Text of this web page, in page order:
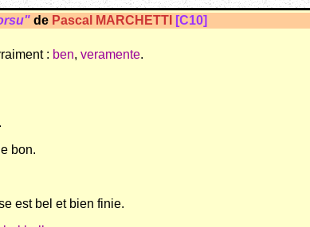
de Pascal MARCHETTI [C10]
: ben, veramente.
.
bon.
est bel et bien finie.